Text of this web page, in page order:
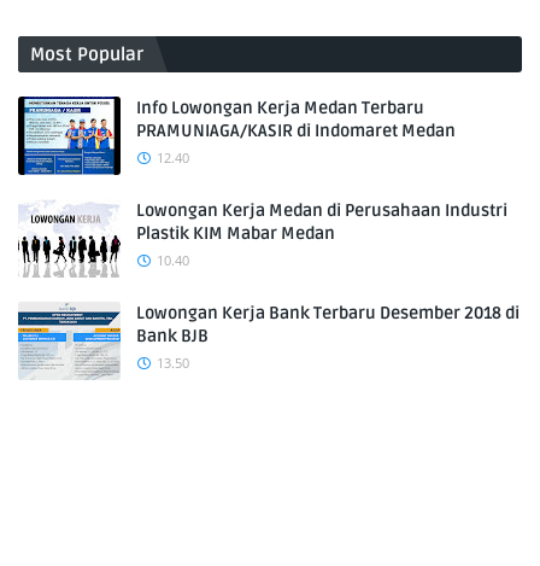
Most Popular
Info Lowongan Kerja Medan Terbaru
PRAMUNIAGA/KASIR di Indomaret Medan
12.40
Lowongan Kerja Medan di Perusahaan Industri
Plastik KIM Mabar Medan
10.40
Lowongan Kerja Bank Terbaru Desember 2018 di
Bank BJB
13.50